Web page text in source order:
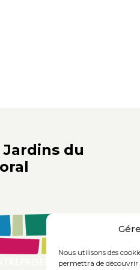
Nous utilisons des
permettra de découvrir
Jardins du